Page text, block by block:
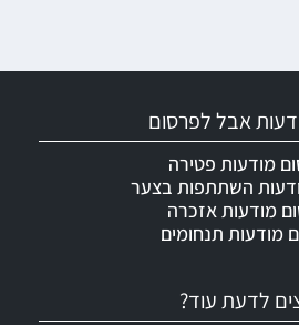
לדעת עוד?
אבל לפרסום
מודעות פטירה
השתתפות בצער
מודעות אזכרה
מודעות תנחומים